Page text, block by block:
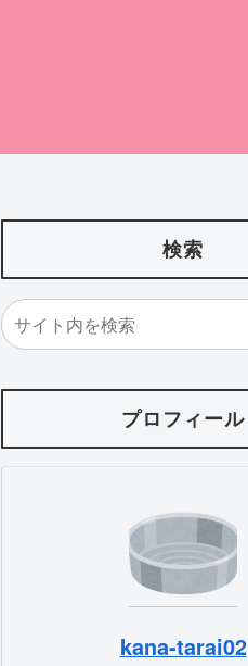
検索
プロフィール
kana-tarai02